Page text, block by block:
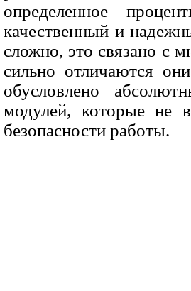
определенное
качественный и
сложно, это связано с
сильно отличаются
обусловлено
модулей, которые не
безопасности работы.